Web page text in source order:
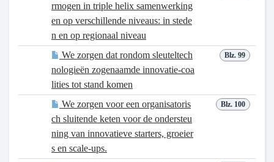
rmogen in triple helix samenwerking
en op verschillende niveaus: in stede
n en op regionaal niveau
Blz. 99
We zorgen dat rondom sleuteltech
nologieën zogenaamde innovatie-coa
lities tot stand komen
Blz. 100
We zorgen voor een organisatoris
ch sluitende keten voor de ondersteu
ning van innovatieve starters, groeier
s en scale-ups.